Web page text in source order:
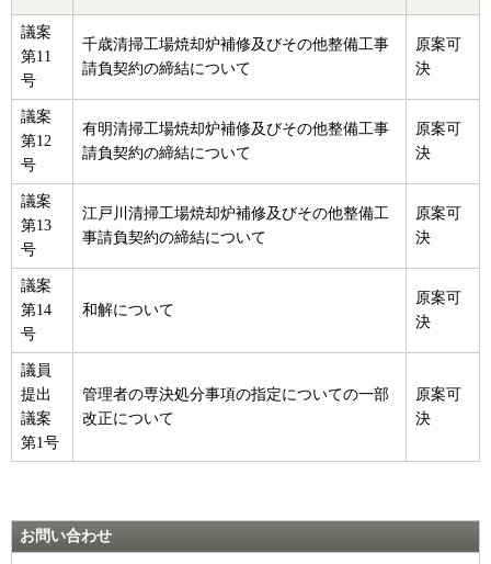
議案
第11
号
千歳清掃工場焼却炉補修及びその他整備工事
請負契約の締結について
原案可
決
議案
第12
号
有明清掃工場焼却炉補修及びその他整備工事
請負契約の締結について
原案可
決
議案
第13
号
江戸川清掃工場焼却炉補修及びその他整備工
事請負契約の締結について
原案可
決
議案
第14
号
和解について
原案可
決
議員
提出
議案
第1号
管理者の専決処分事項の指定についての一部
改正について
原案可
決
お問い合わせ